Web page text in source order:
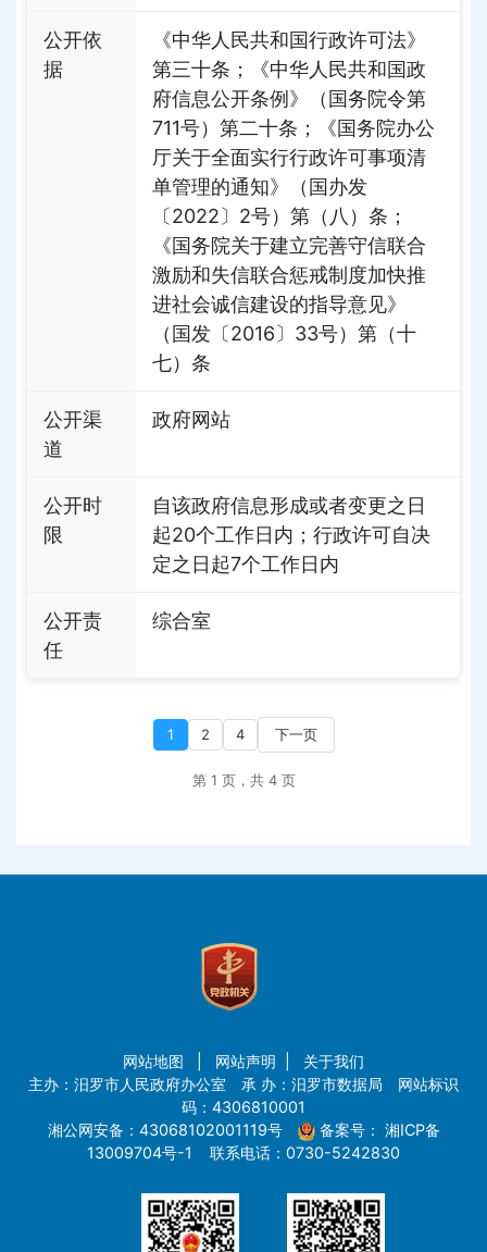
公开依
据
《中华人民共和国行政许可法》
第三十条；《中华人民共和国政
府信息公开条例》（国务院令第
711号）第二十条；《国务院办公
厅关于全面实行行政许可事项清
单管理的通知》（国办发
〔2022〕2号）第（八）条；
《国务院关于建立完善守信联合
激励和失信联合惩戒制度加快推
进社会诚信建设的指导意见》
（国发〔2016〕33号）第（十
七）条
公开渠
道
政府网站
公开时
限
自该政府信息形成或者变更之日
起20个工作日内；行政许可自决
定之日起7个工作日内
公开责
任
综合室
1 2 4 下一页
第 1 页，共 4 页
网站地图 网站声明
关于我们
主办：汨罗市人民政府办公室 承 办：汨罗市数据局 网站标识
码：4306810001
湘公网安备：43068102001119号
备案号： 湘ICP备
13009704号-1
联系电话：0730-5242830